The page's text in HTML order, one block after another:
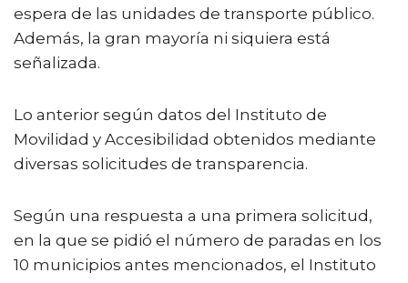
espera de las unidades de transporte público.
Además, la gran mayoría ni siquiera está
señalizada.
Lo anterior según datos del Instituto de
Movilidad y Accesibilidad obtenidos mediante
diversas solicitudes de transparencia.
Según una respuesta a una primera solicitud,
en la que se pidió el número de paradas en los
10 municipios antes mencionados, el Instituto